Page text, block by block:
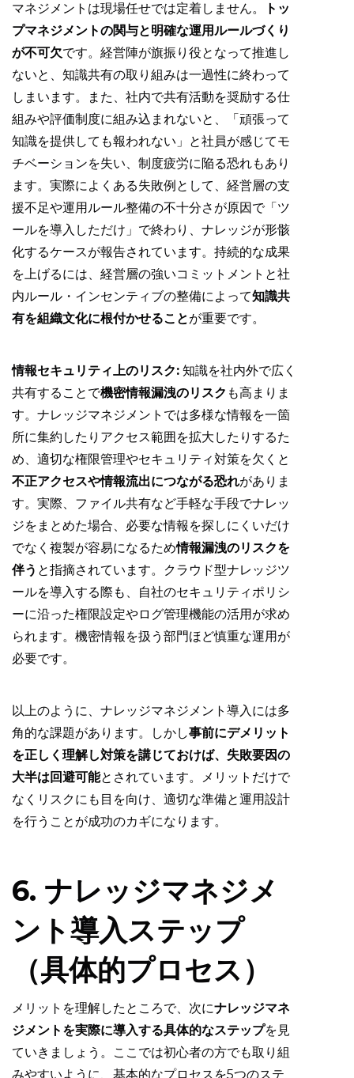
マネジメントは現場任せでは定着しません。
トッ
プマネジメントの関与と明確な運用ルールづくり
が不可欠です。経営陣が旗振り役となって推進し
ないと、知識共有の取り組みは一過性に終わって
しまいます。また、社内で共有活動を奨励する仕
組みや評価制度に組み込まれないと、「頑張って
知識を提供しても報われない」と社員が感じてモ
チベーションを失い、制度疲労に陥る恐れもあり
ます。実際によくある失敗例として、経営層の支
援不足や運用ルール整備の不十分さが原因で「ツ
ールを導入しただけ」で終わり、ナレッジが形骸
化するケースが報告されています。持続的な成果
を上げるには、経営層の強いコミットメントと社
内ルール・インセンティブの整備によって知識共
有を組織文化に根付かせることが重要です。
情報セキュリティ上のリスク: 知識を社内外で広く
共有することで機密情報漏洩のリスク も高まりま
す。ナレッジマネジメントでは多様な情報を一箇
所に集約したりアクセス範囲を拡大したりするた
め、適切な権限管理やセキュリティ対策を欠くと
不正アクセスや情報流出につながる恐れがありま
す。実際、ファイル共有など手軽な手段でナレッ
ジをまとめた場合、必要な情報を探しにくいだけ
でなく複製が容易になるため情報漏洩のリスクを
伴う と指摘されています。クラウド型ナレッジツ
ールを導入する際も、自社のセキュリティポリシ
ーに沿った権限設定やログ管理機能の活用が求め
られます。機密情報を扱う部門ほど慎重な運用が
必要です。
以上のように、ナレッジマネジメント導入には多
角的な課題があります。しかし事前にデメリット
を正しく理解し対策を講じておけば、失敗要因の
大半は回避可能とされています。メリットだけで
なくリスクにも目を向け、適切な準備と運用設計
を行うことが成功のカギになります。
6. ナレッジマネジメ
ント導入ステップ
（具体的プロセス）
メリットを理解したところで、次にナレッジマネ
ジメントを実際に導入する具体的なステップを見
ていきましょう。ここでは初心者の方でも取り組
みやすいように、基本的なプロセスを5つのステ